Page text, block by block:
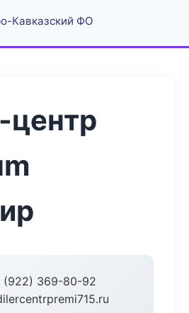
Кавказский ФО
(922) 369-80-92